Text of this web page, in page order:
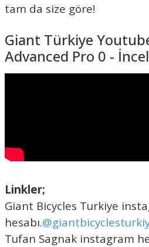
tam da size göre!
Giant Türkiye
Advanced Pro 0 -
Linkler;
Giant Bicycles Turkiye
hesabı.
Tufan Sagnak instagram